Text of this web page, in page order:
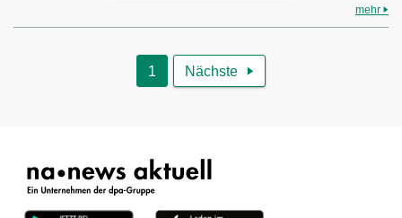
mehr
1 Nächste 